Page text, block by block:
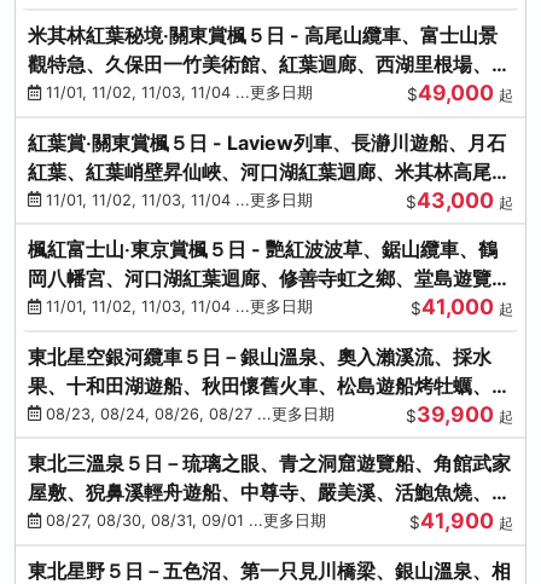
米其林紅葉秘境‧關東賞楓５日 - 高尾山纜車、富士山景
觀特急、久保田一竹美術館、紅葉迴廊、西湖里根場、銀
杏大道
11/01, 11/02, 11/03, 11/04 ...更多日期 $49,000 起
紅葉賞‧關東賞楓５日 - Laview列車、長瀞川遊船、月石
紅葉、紅葉峭壁昇仙峽、河口湖紅葉迴廊、米其林高尾
山、海鮮盛宴
11/01, 11/02, 11/03, 11/04 ...更多日期 $43,000 起
楓紅富士山‧東京賞楓５日 - 艷紅波波草、鋸山纜車、鶴
岡八幡宮、河口湖紅葉迴廊、修善寺虹之鄉、堂島遊覽
船、熱海梅園
11/01, 11/02, 11/03, 11/04 ...更多日期 $41,000 起
東北星空銀河纜車５日－銀山溫泉、奧入瀨溪流、採水
果、十和田湖遊船、秋田懷舊火車、松島遊船烤牡蠣、嚴
美溪、螃蟹本家
08/23, 08/24, 08/26, 08/27 ...更多日期 $39,900 起
東北三溫泉５日－琉璃之眼、青之洞窟遊覽船、角館武家
屋敷、猊鼻溪輕舟遊船、中尊寺、嚴美溪、活鮑魚燒、烤
牡蠣、握壽司體驗
08/27, 08/30, 08/31, 09/01 ...更多日期 $41,900 起
東北星野５日－五色沼、第一只見川橋梁、銀山溫泉、相